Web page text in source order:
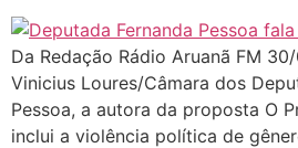
Da Redação Rádio Aruanã FM
Vinicius Loures/Câmara dos
Pessoa, a autora da proposta O
inclui a violência política de